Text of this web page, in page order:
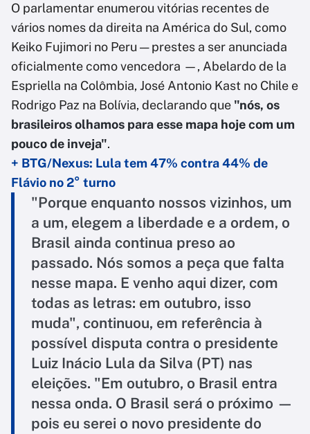
O parlamentar enumerou vitórias recentes de
vários nomes da direita na América do Sul, como
Keiko Fujimori no Peru — prestes a ser anunciada
oficialmente como vencedora —, Abelardo de la
Espriella na Colômbia, José Antonio Kast no Chile e
Rodrigo Paz na Bolívia, declarando que "nós, os
brasileiros olhamos para esse mapa hoje com um
pouco de inveja".
+ BTG/Nexus: Lula tem 47% contra 44% de
Flávio no 2° turno
"Porque enquanto nossos vizinhos, um
a um, elegem a liberdade e a ordem, o
Brasil ainda continua preso ao
passado. Nós somos a peça que falta
nesse mapa. E venho aqui dizer, com
todas as letras: em outubro, isso
muda", continuou, em referência à
possível disputa contra o presidente
Luiz Inácio Lula da Silva (PT) nas
eleições. "Em outubro, o Brasil entra
nessa onda. O Brasil será o próximo —
pois eu serei o novo presidente do